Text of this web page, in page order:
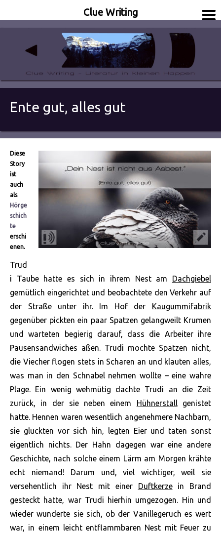
Clue Writing
Ente gut, alles gut
Diese
Story
ist
auch
als
Hörge
schich
te
erschi
enen.
Trud
i Taube hatte es sich in ihrem Nest am Dachgiebel
gemütlich eingerichtet und beobachtete den Verkehr auf
der Straße unter ihr. Im Hof der
Kaugummifabrik
gegenüber pickten ein paar Spatzen gelangweilt Krumen
und warteten begierig darauf, dass die Arbeiter ihre
Pausensandwiches aßen. Trudi mochte Spatzen nicht,
die Viecher flogen stets in Scharen an und klauten alles,
was man in den Schnabel nehmen wollte – eine wahre
Plage. Ein wenig wehmütig dachte Trudi an die Zeit
zurück, in der sie neben einem
Hühnerstallgenistet
hatte. Hennen waren wesentlich angenehmere Nachbarn,
sie gluckten vor sich hin, legten Eier und taten sonst
eigentlich nichts. Der Hahn dagegen war eine andere
Geschichte, nach solche einem Lärm am Morgen krähte
echt niemand! Darum und, viel wichtiger, weil sie
versehentlich ihr Nest mit einer Duftkerzein Brand
gesteckt hatte, war Trudi hierhin umgezogen. Hin und
wieder wunderte sie sich, ob der Vanillegeruch es wert
war, in einem leicht entflammbaren Nest mit Feuer zu
Clue Writing